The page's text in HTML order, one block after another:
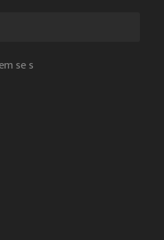
se s